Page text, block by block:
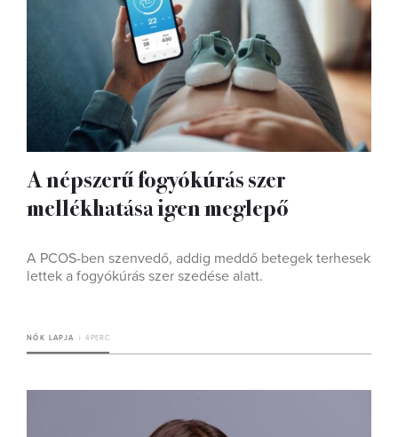
A népszerű fogyókúrás szer
mellékhatása igen meglepő
A PCOS-ben szenvedő, addig meddő betegek terhesek
lettek a fogyókúrás szer szedése alatt.
NŐK LAPJA 4 PERC